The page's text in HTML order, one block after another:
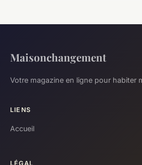
Maisonchangement
Votre magazine en ligne pour habiter
LIENS
Accueil
LÉGAL